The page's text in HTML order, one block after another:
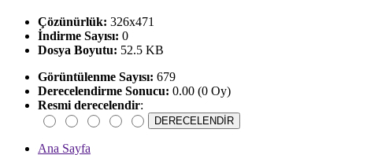
Çözünürlük: 326x471
İndirme Sayısı: 0
Dosya Boyutu: 52.5 KB
Görüntülenme Sayısı: 679
Derecelendirme Sonucu: 0.00 (0 Oy)
Resmi derecelendir:
Ana Sayfa